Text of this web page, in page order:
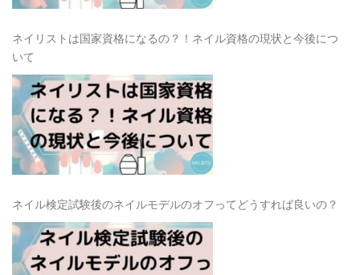
ネイリストは国家資格になるの？！ネイル資格の現状と今後につ
いて
ネイル検定試験後のネイルモデルのオフってどうすれば良いの？